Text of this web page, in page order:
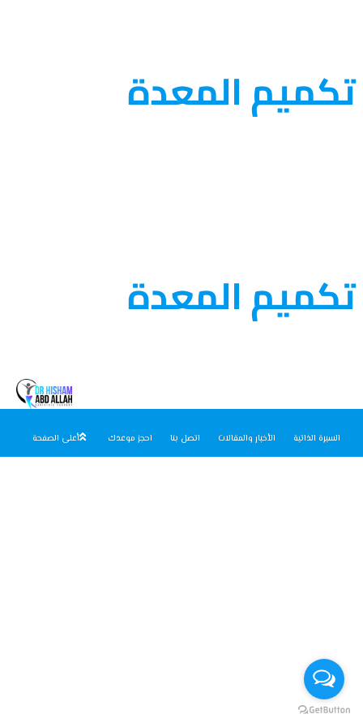
تكميم المعدة
تكميم المعدة
السيرة الذاتية الأخبار والمقالات اتصل بنا احجز موعدك أعلى الصفحة